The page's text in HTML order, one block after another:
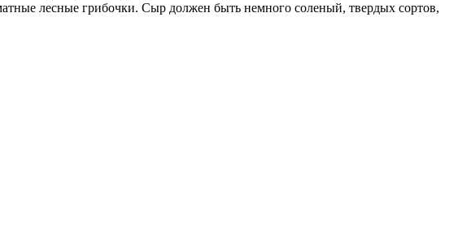
лесные грибочки. Сыр должен быть немного соленый, твердых сортов,